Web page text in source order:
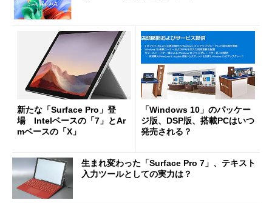
新たな「Surface Pro」登
場 Intelベースの「7」とAr
mベースの「X」
「Windows 10」のパッケー
ジ版、DSP版、搭載PCはいつ
発売される？
生まれ変わった「Surface Pro 7」、テキスト
入力ツールとしての実力は？